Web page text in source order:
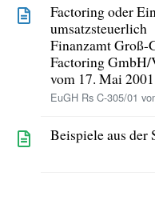
Factoring oder
umsatzsteuerlich
Finanzamt Groß-
Factoring GmbH/
vom 17. Mai 2001
EuGH Rs C-305/01
Beispiele aus der